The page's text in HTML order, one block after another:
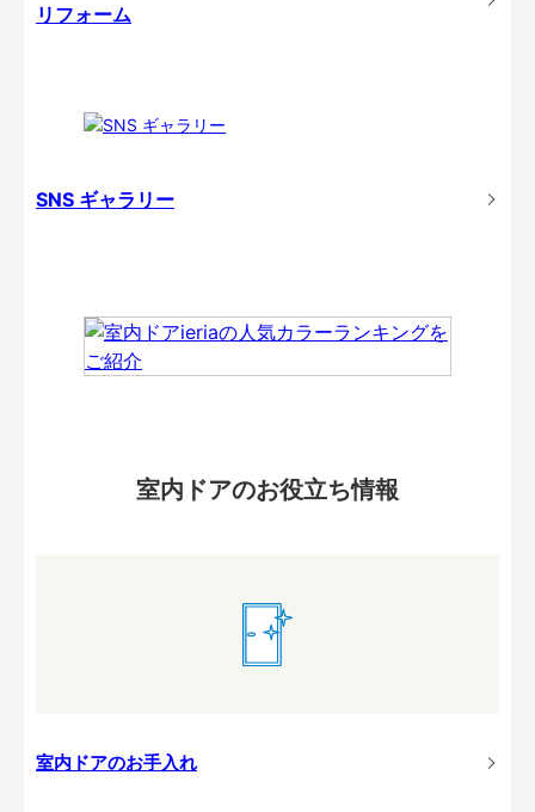
リフォーム
SNS ギャラリー
室内ドアのお役立ち情報
室内ドアのお手入れ